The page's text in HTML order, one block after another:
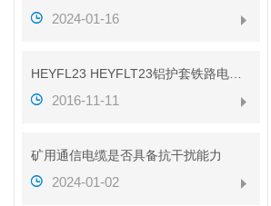
2024-01-16
2016-11-11
矿用通信电缆是否具备抗干扰能力
2024-01-02